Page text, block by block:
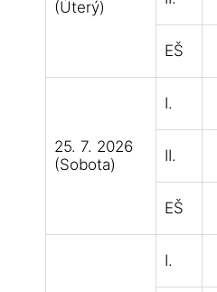
(Úterý)
EŠ
25. 7. 2026
(Sobota)
I.
II.
EŠ
I.